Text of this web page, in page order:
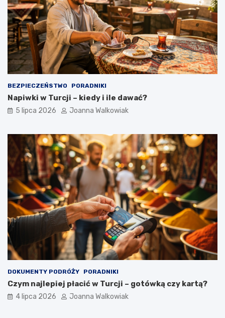
BEZPIECZEŃSTWO PORADNIKI
Napiwki w Turcji – kiedy i ile dawać?
5 lipca 2026 Joanna Walkowiak
DOKUMENTY PODRÓŻY PORADNIKI
Czym najlepiej płacić w Turcji – gotówką czy kartą?
4 lipca 2026 Joanna Walkowiak